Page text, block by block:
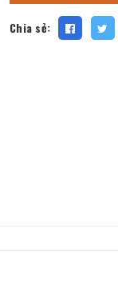
Chia sẻ: